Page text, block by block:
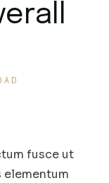
fusce ut
elementum